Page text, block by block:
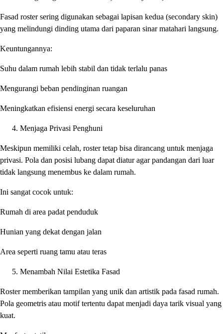
Fasad roster sering digunakan sebagai lapisan kedua (secondary skin)
yang melindungi dinding utama dari paparan sinar matahari langsung.
Keuntungannya:
Suhu dalam rumah lebih stabil dan tidak terlalu panas
Mengurangi beban pendinginan ruangan
Meningkatkan efisiensi energi secara keseluruhan
Menjaga Privasi Penghuni
Meskipun memiliki celah, roster tetap bisa dirancang untuk menjaga
privasi. Pola dan posisi lubang dapat diatur agar pandangan dari luar
tidak langsung menembus ke dalam rumah.
Ini sangat cocok untuk:
Rumah di area padat penduduk
Hunian yang dekat dengan jalan
Area seperti ruang tamu atau teras
Menambah Nilai Estetika Fasad
Roster memberikan tampilan yang unik dan artistik pada fasad rumah.
Pola geometris atau motif tertentu dapat menjadi daya tarik visual yang
kuat.